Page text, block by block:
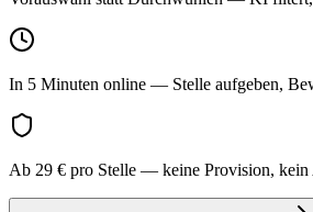
In 5 Minuten online — Stelle aufgeben,
Ab 29 € pro Stelle — keine Provision, kein